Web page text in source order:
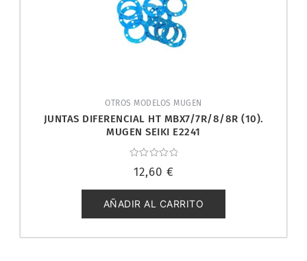
OTROS MODELOS MUGEN
JUNTAS DIFERENCIAL HT MBX7/7R/8/8R (10).
MUGEN SEIKI E2241
con
de
5
12,60 €
AÑADIR AL CARRITO